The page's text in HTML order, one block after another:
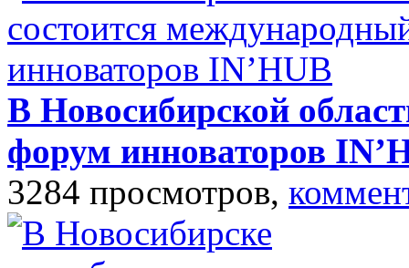
В Новосибирской
форум инноваторов
3284 просмотров,